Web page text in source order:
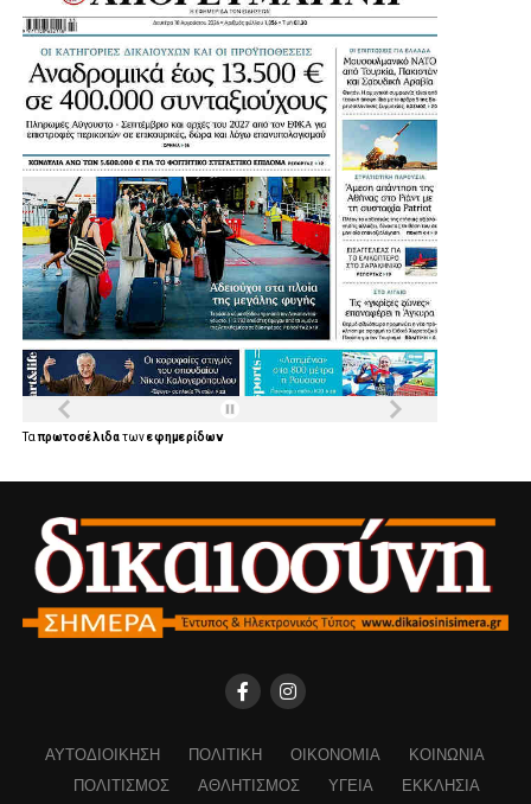
Ταπρωτοσέλιδατωνεφημερίδων
ΑΥΤΟΔΙΟΊΚΗΣΗ ΠΟΛΙΤΙΚΉ ΟΙΚΟΝΟΜΊΑ
ΚΟΙΝΩΝΊΑ
ΠΟΛΙΤΙΣΜΌΣ
ΑΘΛΗΤΙΣΜΌΣ ΥΓΕΊΑ
ΕΚΚΛΗΣΊΑ